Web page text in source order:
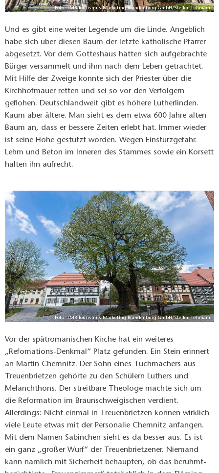
Foto: TMB Tourismus-Marketing Brandenburg GmbH/Steffen Lehmann
Und es gibt eine weiter Legende um die Linde. Angeblich
habe sich über diesen Baum der letzte katholische Pfarrer
abgesetzt. Vor dem Gotteshaus hätten sich aufgebrachte
Bürger versammelt und ihm nach dem Leben getrachtet.
Mit Hilfe der Zweige konnte sich der Priester über die
Kirchhofmauer retten und sei so vor den Verfolgern
geflohen. Deutschlandweit gibt es höhere Lutherlinden.
Kaum aber ältere. Man sieht es dem etwa 600 Jahre alten
Baum an, dass er bessere Zeiten erlebt hat. Immer wieder
ist seine Höhe gestutzt worden. Wegen Einsturzgefahr.
Lehm und Beton im Inneren des Stammes sowie ein Korsett
halten ihn aufrecht.
Foto: TMB Tourismus-Marketing Brandenburg GmbH/Steffen Lehmann
Vor der spätromanischen Kirche hat ein weiteres
„Refomations-Denkmal“ Platz gefunden. Ein Stein erinnert
an Martin Chemnitz. Der Sohn eines Tuchmachers aus
Treuenbrietzen gehörte zu den Schülern Luthers und
Melanchthons. Der streitbare Theologe machte sich um
die Reformation im Braunschweigischen verdient.
Allerdings: Nicht einmal in Treuenbrietzen können wirklich
viele Leute etwas mit der Personalie Chemnitz anfangen.
Mit dem Namen Sabinchen sieht es da besser aus. Es ist
ein ganz „großer Wurf“ der Treuenbrietzener. Niemand
kann nämlich mit Sicherheit behaupten, ob das berühmt-